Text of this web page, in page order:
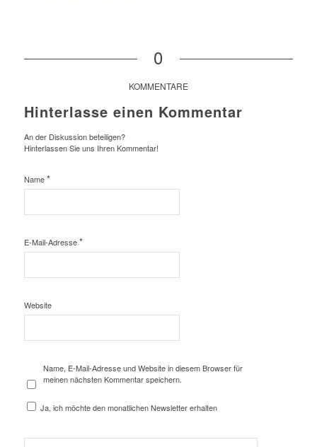
0
KOMMENTARE
Hinterlasse einen Kommentar
An der Diskussion beteiligen?
Hinterlassen Sie uns Ihren Kommentar!
Name*
E-Mail-Adresse*
Website
Name, E-Mail-Adresse und Website in diesem Browser für
meinen nächsten Kommentar speichern.
Ja, ich möchte den monatlichen Newsletter erhalten